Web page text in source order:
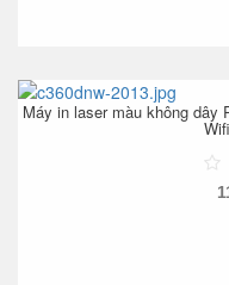
Máy in laser màu không dây